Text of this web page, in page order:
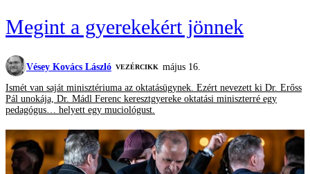
Megint a gyerekekért jönnek
Vésey Kovács László VEZÉRCIKK május 16.
Ismét van saját minisztériuma az oktatásügynek. Ezért nevezett ki Dr. Erőss
Pál unokája, Dr. Mádl Ferenc keresztgyereke oktatási miniszterré egy
pedagógus… helyett egy muciológust.